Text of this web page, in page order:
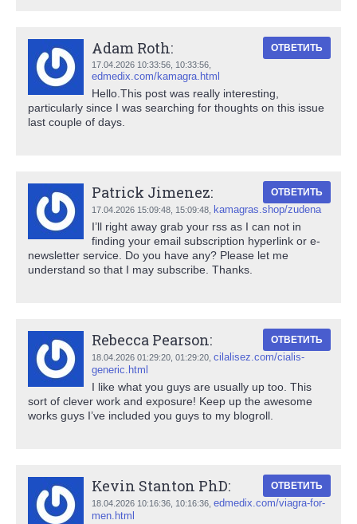
Adam Roth:
17.04.2026 10:33:56, 10:33:56
edmedix.com/kamagra.html
ОТВЕТИТЬ
Hello.This post was really interesting,
particularly since I was searching for thoughts on this issue
last couple of days.
Patrick Jimenez:
17.04.2026 15:09:48, 15:09:48 kamagras.shop/zudena
ОТВЕТИТЬ
I’ll right away grab your rss as I can not in
finding your email subscription hyperlink or e-
newsletter service. Do you have any? Please let me
understand so that I may subscribe. Thanks.
Rebecca Pearson:
18.04.2026 01:29:20, 01:29:20 cilalisez.com/cialis-
generic.html
ОТВЕТИТЬ
I like what you guys are usually up too. This
sort of clever work and exposure! Keep up the awesome
works guys I’ve included you guys to my blogroll.
Kevin Stanton PhD:
18.04.2026 10:16:36, 10:16:36 edmedix.com/viagra-for-
men.html
ОТВЕТИТЬ